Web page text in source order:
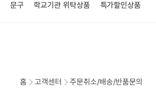
문구 학교기관 위탁상품 특가할인상품
홈 고객센터 주문취소/배송/반품문의